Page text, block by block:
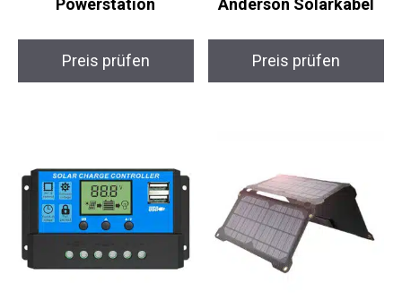
Powerstation
Preis prüfen
Anderson Solarkabel
Preis prüfen